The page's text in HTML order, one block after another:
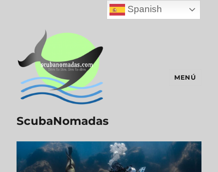
ScubaNomadas
MENÚ
Spanish